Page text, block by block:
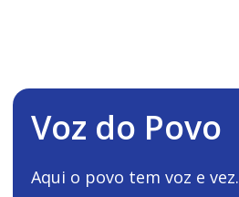
Voz do Povo
Aqui o povo tem voz e vez.